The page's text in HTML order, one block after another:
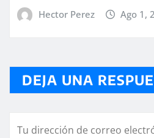
Hector Perez Ago 1,
DEJA UNA
Tu dirección de correo